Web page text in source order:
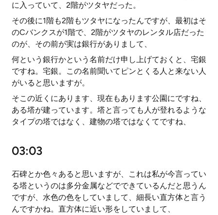
に入っていて、2階がツタヤだった。
その後に1階も2階もツタヤになったんですが、最初はそ
のCバンクスが1階で、2階がツタヤのレンタル店だった
のが、その前が実は銀行がありまして、
何という銀行かという名前だけ申し上げておくと、宅銀
ですね。宅銀。この名前聞いてピンとくる人と来ない人
がいると思いますが。
そこの近くにあります、現在もあります公園にですね、
ある塔が建っています。塔と言っても人が登れるような
タイプの塔ではなく、建物の塔ではなくてですね、
03:03
石碑とか色々あると思いますが、これは私が今言ってい
る塔というのは多分金属などでできているんだと思うん
ですが、水色の色をしていまして、細長い直方体と言う
んですかね。直方体に近い形をしていまして、